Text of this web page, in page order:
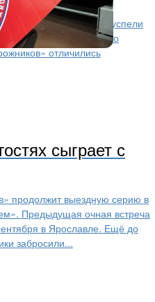
слабее «Витязя».
семь шайб, но преуспели
Встреча завершилась со
отличились
сыграет с
продолжит выездную серию в
Предыдущая очная встреча
в Ярославле. Ещё до
забросили...